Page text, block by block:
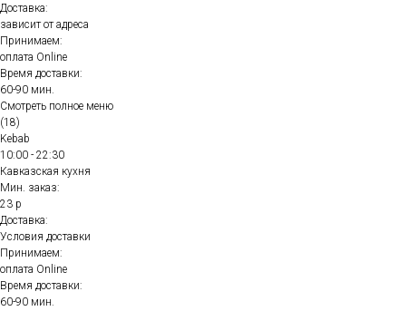
Доставка:
зависит от адреса
Принимаем:
оплата Online
Время доставки:
60-90 мин.
Смотреть полное меню
(18)
Kebab
10:00 - 22:30
Кавказская кухня
Мин. заказ:
23 р
Доставка:
Условия доставки
Принимаем:
оплата Online
Время доставки:
60-90 мин.